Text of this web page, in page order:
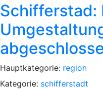
Schifferstad:
Hauptkategorie: region
Kategorie: schifferstadt